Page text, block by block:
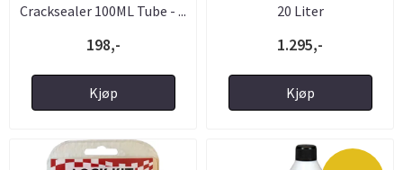
Cracksealer 100ML Tube - ...
198,-
Kjøp
20 Liter
1.295,-
Kjøp